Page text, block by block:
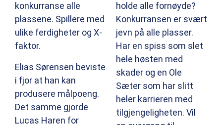
konkurranse alle
plassene. Spillere med
ulike ferdigheter og X-
faktor.
Elias Sørensen beviste
i fjor at han kan
produsere målpoeng.
Det samme gjorde
Lucas Haren for
holde alle fornøyde?
Konkurransen er svært
jevn på alle plasser.
Har en spiss som slet
hele høsten med
skader og en Ole
Sæter som har slitt
heler karrieren med
tilgjengeligheten. Vil